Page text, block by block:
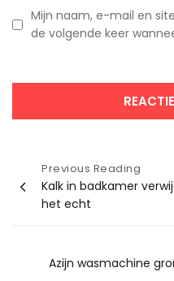
Mijn naam, e-mail en
de volgende keer
Bericht
navigatie
Previous Reading
Kalk in badkamer
het echt
Azijn wasmachine